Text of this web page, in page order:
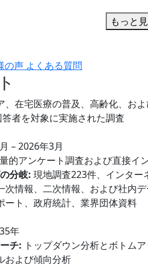
もっと
の声 よくある質問
、在宅医療の普及、高齢化、お
者を対象に実施された調査
– 2026年3月
的アンケート調査および直接イ
分岐: 現地調査223件、インター
次情報、二次情報、および社内
ート、政府統計、業界団体資料
年
チ: トップダウン分析とボトム
および傾向分析